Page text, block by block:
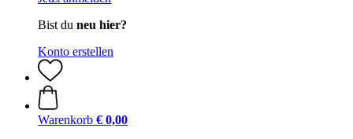
Bist du neu hier?
Konto erstellen
Warenkorb € 0,00